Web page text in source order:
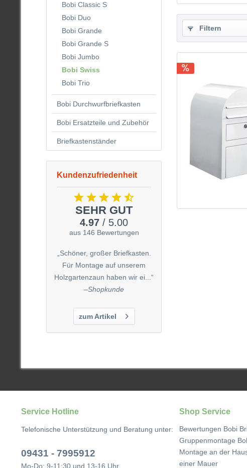
Bobi Classic S
Bobi Duo
Bobi Grande
Bobi Grande S
Bobi Jumbo
Bobi Swiss
Bobi Trio
Bobi Durchwurfbriefkasten
Bobi Ersatzteile und Zubehör
Briefkastenständer
Kundenzufriedenheit
SEHR GUT
4.97 / 5.00
aus 146 Bewertungen
„Schöner, großer Briefkasten.
Für Montage auf unserem
Holzgartenzaun haben wir ei...“
–Shopkunde
zum Artikel
Filtern
Service Hotline
Telefonische Unterstützung und Beratung unter:
09431 - 7995912
Mo-Do: 9-11:30 und 13-16 Uhr
Shop Service
Bewertungen Bobi
Gruppenmontage
Montage an der
einer Mauer